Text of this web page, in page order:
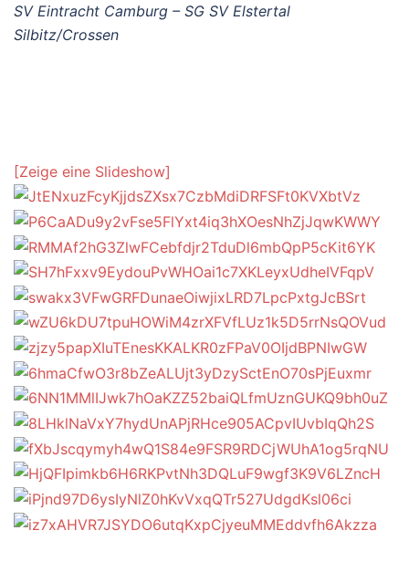
SV Eintracht Camburg – SG SV Elstertal
Silbitz/Crossen
[Zeige eine Slideshow]